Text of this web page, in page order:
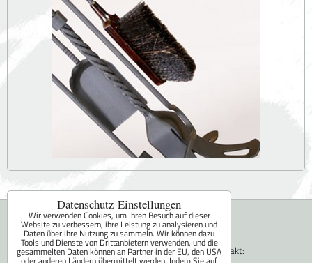
Miroslav Fara - FaRa
Sepekov 377
Kontakt:
Datenschutz-Einstellungen
Wir verwenden Cookies, um Ihren Besuch auf dieser
Website zu verbessern, ihre Leistung zu analysieren und
Daten über ihre Nutzung zu sammeln. Wir können dazu
Tools und Dienste von Drittanbietern verwenden, und die
gesammelten Daten können an Partner in der EU, den USA